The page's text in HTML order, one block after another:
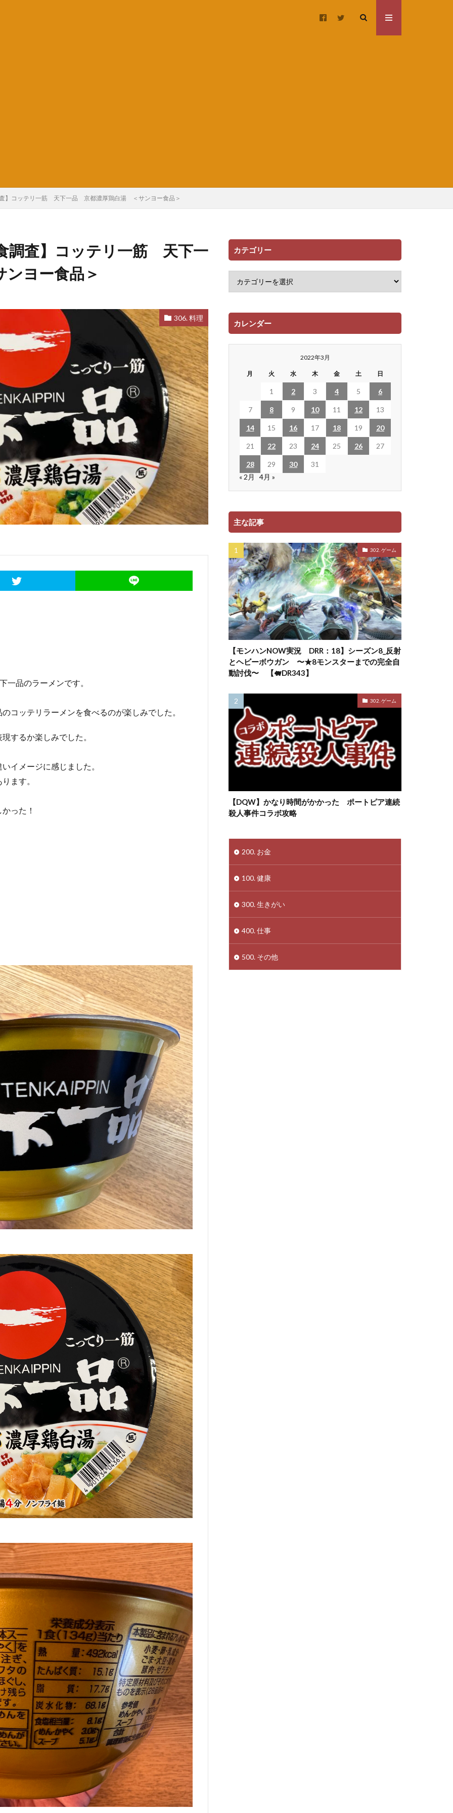
】コッテリ一筋 天下一品 京都濃厚鶏白湯 ＜サンヨー食品＞
調査】コッテリ一筋 天下一
ヨー食品＞
306. 料理
一品のラーメンです。
コッテリラーメンを食べるのが楽しみでした。
するか楽しみでした。
イメージに感じました。
ます。
った！
カテゴリー
カレンダー
2022年3月
月 火 水 木 金 土 日
1 2 3 4 5 6
7 8 9 10 11 12 13
14 15 16 17 18 19 20
21 22 23 24 25 26 27
28 29 30
31
« 2月
4月 »
主な記事
302. ゲーム
【モンハンNOW実況 DRR：18】シーズン8_反射
とヘビーボウガン 〜★8モンスターまでの完全自
動討伐〜 【🐖DR343】
302. ゲーム
【DQW】かなり時間がかかった ポートピア連続
殺人事件コラボ攻略
200. お金
100. 健康
300. 生きがい
400. 仕事
500. その他